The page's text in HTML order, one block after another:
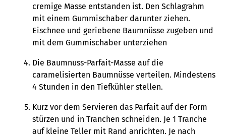
cremige Masse entstanden ist. Den Schlagrahm
mit einem Gummischaber darunter ziehen.
Eischnee und geriebene Baumnüsse zugeben und
mit dem Gummischaber unterziehen
Die Baumnuss-Parfait-Masse auf die
caramelisierten Baumnüsse verteilen. Mindestens
4 Stunden in den Tiefkühler stellen.
Kurz vor dem Servieren das Parfait auf der Form
stürzen und in Tranchen schneiden. Je 1 Tranche
auf kleine Teller mit Rand anrichten. Je nach